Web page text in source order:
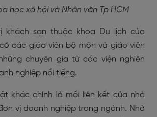
học xã hội và Nhân văn Tp HCM
khách sạn thuộc khoa Du lịch của
các giáo viên bộ môn và giáo viên
chuyên gia từ các viện nghiên
nghiệp nổi tiếng.
khác chính là mối liên kết của nhà
vị doanh nghiệp trong ngành. Nhờ